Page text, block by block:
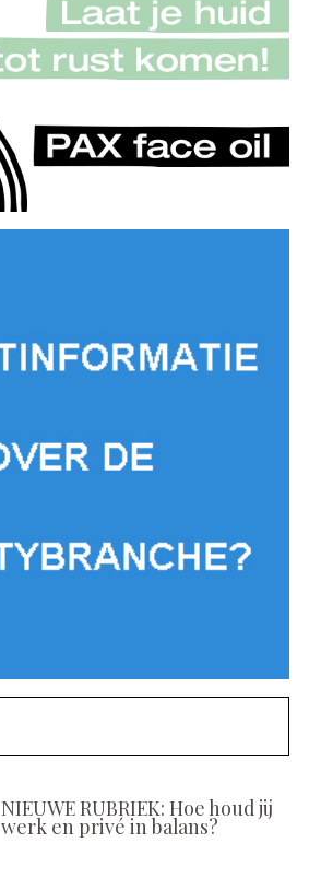
NIEUWE RUBRIEK: Hoe houd jij
werk en privé in balans?